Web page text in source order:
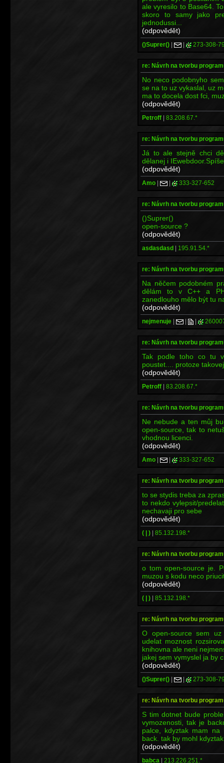
ale vyresilo to Base64.
skoro to samy jako
jednodussi...
(odpovědět)
()Suprer() | | 273-308-
re: Návrh na tvorbu
No neco podobnyho
se na to uz vykaslal, uz
ma to docela dost fci,
(odpovědět)
Petroff | 83.208.67.*
re: Návrh na tvorbu
Já to ale stejně chci
dělanej i
(odpovědět)
Amo | | 333-327-652
re: Návrh na tvorbu
()Suprer()
open-source ?
(odpovědět)
asdasdasd | 195.91.54.*
re: Návrh na tvorbu
Na něčem podobném
dělám to v C++ a
zanedlouho mělo být tu
(odpovědět)
nejmenuje | | |
re: Návrh na tvorbu
Tak podle toho co tu
poustet.... protoze
(odpovědět)
Petroff | 83.208.67.*
re: Návrh na tvorbu
Ne nebude a ten můj
open-source, tak to
vhodnou licenci.
(odpovědět)
Amo | | 333-327-652
re: Návrh na tvorbu
to se stydis treba za
to nekdo vylepsit/
nechavaji pro sebe
(odpovědět)
( | ) | 85.132.198.*
re: Návrh na tvorbu
o tom open-source je.
muzou s kodu neco
(odpovědět)
( | ) | 85.132.198.*
re: Návrh na tvorbu
O open-source sem
udelat moznost
knihovna ale neni
jakej sem vymyslel ja by
(odpovědět)
()Suprer() | | 273-308-
re: Návrh na tvorbu
S tim dotnet bude
vymozenosti, tak je
palce, kdyztak mam
back. tak by mohl
(odpovědět)
babca | 213.226.251.*